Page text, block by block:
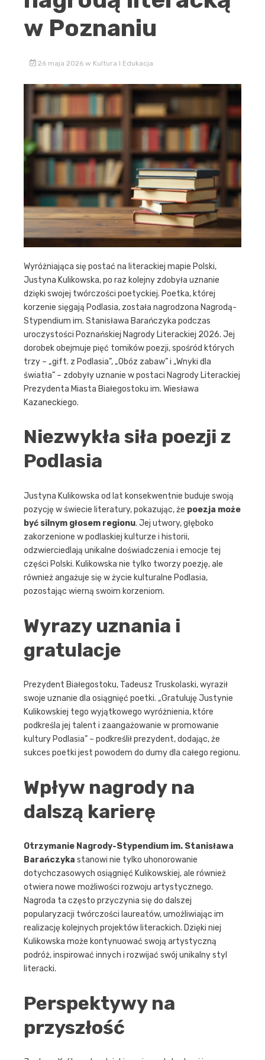
w Poznaniu
26 maja 2026 w Kultura I Edukacja
Wyróżniająca się postać na literackiej mapie Polski,
Justyna Kulikowska, po raz kolejny zdobyła uznanie
dzięki swojej twórczości poetyckiej. Poetka, której
korzenie sięgają Podlasia, została nagrodzona Nagrodą-
Stypendium im. Stanisława Barańczyka podczas
uroczystości Poznańskiej Nagrody Literackiej 2026. Jej
dorobek obejmuje pięć tomików poezji, spośród których
trzy – „gift. z Podlasia”, „Obóz zabaw” i „Wnyki dla
światła” – zdobyły uznanie w postaci Nagrody Literackiej
Prezydenta Miasta Białegostoku im. Wiesława
Kazaneckiego.
Niezwykła siła poezji z
Podlasia
Justyna Kulikowska od lat konsekwentnie buduje swoją
pozycję w świecie literatury, pokazując, że poezja może
być silnym głosem regionu. Jej utwory, głęboko
zakorzenione w podlaskiej kulturze i historii,
odzwierciedlają unikalne doświadczenia i emocje tej
części Polski. Kulikowska nie tylko tworzy poezję, ale
również angażuje się w życie kulturalne Podlasia,
pozostając wierną swoim korzeniom.
Wyrazy uznania i
gratulacje
Prezydent Białegostoku, Tadeusz Truskolaski, wyraził
swoje uznanie dla osiągnięć poetki. „Gratuluję Justynie
Kulikowskiej tego wyjątkowego wyróżnienia, które
podkreśla jej talent i zaangażowanie w promowanie
kultury Podlasia” – podkreślił prezydent, dodając, że
sukces poetki jest powodem do dumy dla całego regionu.
Wpływ nagrody na
dalszą karierę
Otrzymanie Nagrody-Stypendium im. Stanisława
Barańczyka stanowi nie tylko uhonorowanie
dotychczasowych osiągnięć Kulikowskiej, ale również
otwiera nowe możliwości rozwoju artystycznego.
Nagroda ta często przyczynia się do dalszej
popularyzacji twórczości laureatów, umożliwiając im
realizację kolejnych projektów literackich. Dzięki niej
Kulikowska może kontynuować swoją artystyczną
podróż, inspirować innych i rozwijać swój unikalny styl
literacki.
Perspektywy na
przyszłość